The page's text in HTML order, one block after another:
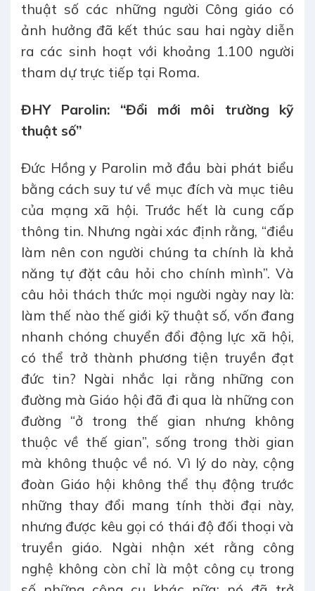
thuật số các những người Công giáo có
ảnh hưởng đã kết thúc sau hai ngày diễn
ra các sinh hoạt với khoảng 1.100 người
tham dự trực tiếp tại Roma.
ĐHY Parolin: “Đổi mới môi trường kỹ
thuật số”
Đức Hồng y Parolin mở đầu bài phát biểu
bằng cách suy tư về mục đích và mục tiêu
của mạng xã hội. Trước hết là cung cấp
thông tin. Nhưng ngài xác định rằng, “điều
làm nên con người chúng ta chính là khả
năng tự đặt câu hỏi cho chính mình”. Và
câu hỏi thách thức mọi người ngày nay là:
làm thế nào thế giới kỹ thuật số, vốn đang
nhanh chóng chuyển đổi động lực xã hội,
có thể trở thành phương tiện truyền đạt
đức tin? Ngài nhắc lại rằng những con
đường mà Giáo hội đã đi qua là những con
đường “ở trong thế gian nhưng không
thuộc về thế gian”, sống trong thời gian
mà không thuộc về nó. Vì lý do này, cộng
đoàn Giáo hội không thể thụ động trước
những thay đổi mang tính thời đại này,
nhưng được kêu gọi có thái độ đối thoại và
truyền giáo. Ngài nhận xét rằng công
nghệ không còn chỉ là một công cụ trong